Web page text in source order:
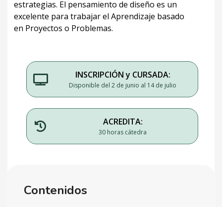
estrategias. El pensamiento de diseño es un
excelente para trabajar el Aprendizaje basado
en Proyectos o Problemas.
INSCRIPCIÓN y CURSADA:
Disponible del 2 de junio al 14 de julio
ACREDITA:
30 horas cátedra
Contenidos